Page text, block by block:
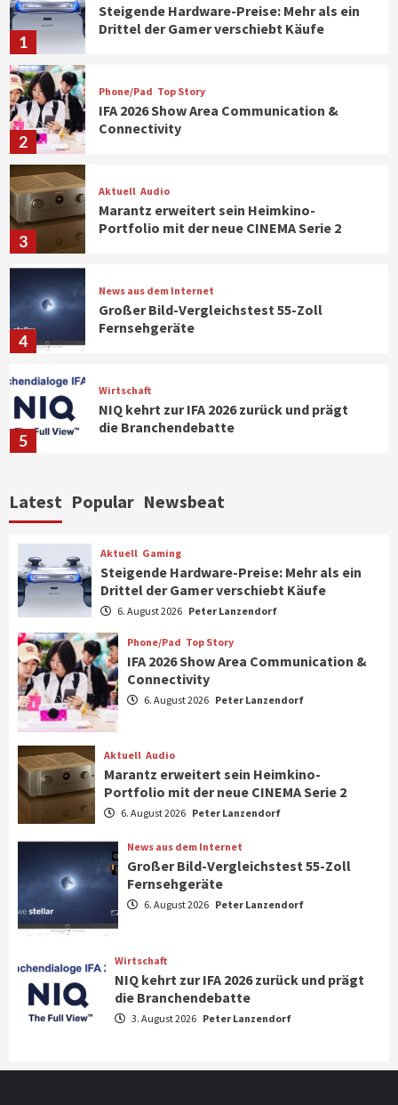
1
Steigende Hardware-Preise: Mehr als ein
Drittel der Gamer verschiebt Käufe
2
Phone/Pad Top Story
IFA 2026 Show Area Communication &
Connectivity
3
Aktuell Audio
Marantz erweitert sein Heimkino-
Portfolio mit der neue CINEMA Serie 2
4
News aus dem Internet
Großer Bild-Vergleichstest 55-Zoll
Fernsehgeräte
5
Wirtschaft
NIQ kehrt zur IFA 2026 zurück und prägt
die Branchendebatte
6
CHERRY baut Vertriebsteam in
7
Smart Living Top Story
Verbraucher setzen immer mehr auf
1
Aktuell Gaming
Steigende Hardware-Preise: Mehr als ein
Drittel der Gamer verschiebt Käufe
2
Phone/Pad Top Story
IFA 2026 Show Area Communication &
Aktuell Audio
Marantz erweitert sein Heimkino-
Portfolio mit der neue CINEMA Serie 2
News aus dem Internet
Großer Bild-Vergleichstest 55-Zoll
Fernsehgeräte
Latest Popular Newsbeat
Aktuell Gaming
Steigende Hardware-Preise: Mehr als ein
Drittel der Gamer verschiebt Käufe
6. August 2026 Peter Lanzendorf
Phone/Pad Top Story
IFA 2026 Show Area Communication &
Connectivity
6. August 2026 Peter Lanzendorf
Aktuell Audio
Marantz erweitert sein Heimkino-
Portfolio mit der neue CINEMA Serie 2
6. August 2026 Peter Lanzendorf
News aus dem Internet
Großer Bild-Vergleichstest 55-Zoll
Fernsehgeräte
6. August 2026 Peter Lanzendorf
Wirtschaft
NIQ kehrt zur IFA 2026 zurück und prägt
die Branchendebatte
3. August 2026 Peter Lanzendorf